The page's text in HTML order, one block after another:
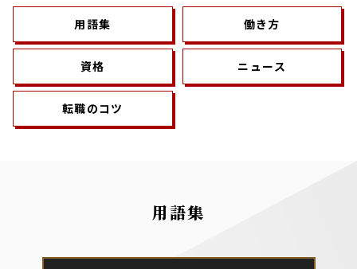
用語集 働き方
資格 ニュース
転職のコツ
用語集